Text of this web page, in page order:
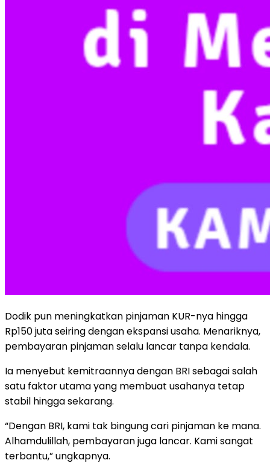
Dodik pun meningkatkan pinjaman KUR-nya hingga
Rp150 juta seiring dengan ekspansi usaha. Menariknya,
pembayaran pinjaman selalu lancar tanpa kendala.
Ia menyebut kemitraannya dengan BRI sebagai salah
satu faktor utama yang membuat usahanya tetap
stabil hingga sekarang.
“Dengan BRI, kami tak bingung cari pinjaman ke mana.
Alhamdulillah, pembayaran juga lancar. Kami sangat
terbantu,” ungkapnya.